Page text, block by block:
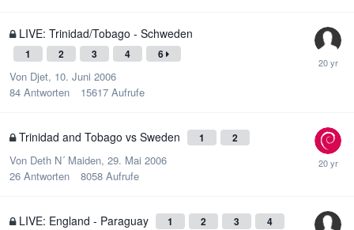
LIVE: Trinidad/Tobago - Schweden
1 2 3 4 6
Von Djet, 10. Juni 2006
84 Antworten 15617 Aufrufe
Trinidad and Tobago vs Sweden 1 2
Von Deth N´ Maiden, 29. Mai 2006
26 Antworten 8058 Aufrufe
LIVE: England - Paraguay 1 2 3 4